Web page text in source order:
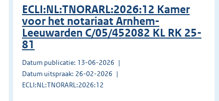
ECLI:NL:TNORARL:2026:12 Kamer
voor het notariaat Arnhem-
Leeuwarden C/05/452082 KL RK 25-
81
Datum publicatie: 13-06-2026
Datum uitspraak: 26-02-2026
ECLI:NL:TNORARL:2026:12